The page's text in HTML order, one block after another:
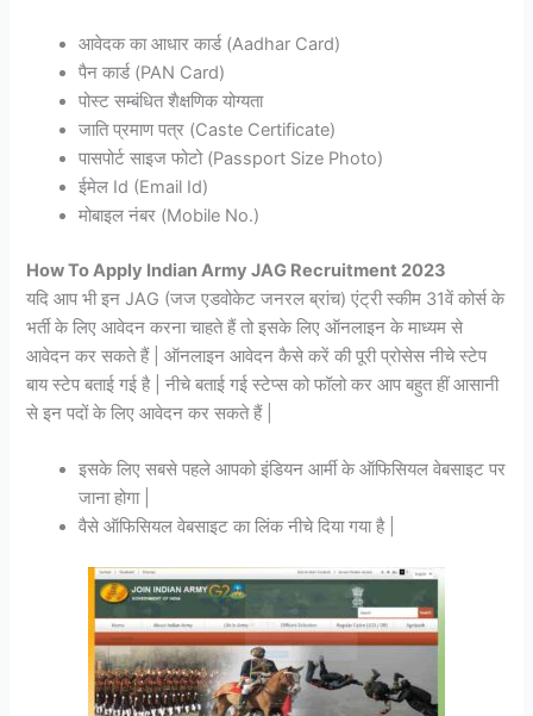
आवेदक का आधार कार्ड (Aadhar Card)
पैन कार्ड (PAN Card)
पोस्ट सम्बंधित शैक्षणिक योग्यता
जाति प्रमाण पत्र (Caste Certificate)
पासपोर्ट साइज फोटो (Passport Size Photo)
ईमेल Id (Email Id)
मोबाइल नंबर (Mobile No.)
How To Apply Indian Army JAG Recruitment 2023
यदि आप भी इन JAG (जज एडवोकेट जनरल ब्रांच) एंट्री स्कीम 31वें कोर्स के
भर्ती के लिए आवेदन करना चाहते हैं तो इसके लिए ऑनलाइन के माध्यम से
आवेदन कर सकते हैं | ऑनलाइन आवेदन कैसे करें की पूरी प्रोसेस नीचे स्टेप
बाय स्टेप बताई गई है | नीचे बताई गई स्टेप्स को फॉलो कर आप बहुत हीं आसानी
से इन पदों के लिए आवेदन कर सकते हैं |
इसके लिए सबसे पहले आपको इंडियन आर्मी के ऑफिसियल वेबसाइट पर
जाना होगा |
वैसे ऑफिसियल वेबसाइट का लिंक नीचे दिया गया है |